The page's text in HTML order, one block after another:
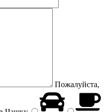
Пожалуйста,